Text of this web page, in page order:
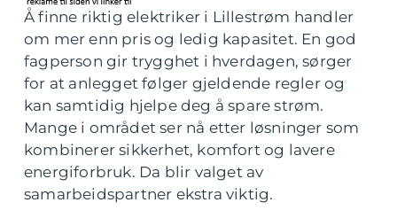
Å finne riktig elektriker i Lillestrøm handler
om mer enn pris og ledig kapasitet. En god
fagperson gir trygghet i hverdagen, sørger
for at anlegget følger gjeldende regler og
kan samtidig hjelpe deg å spare strøm.
Mange i området ser nå etter løsninger som
kombinerer sikkerhet, komfort og lavere
energiforbruk. Da blir valget av
samarbeidspartner ekstra viktig.